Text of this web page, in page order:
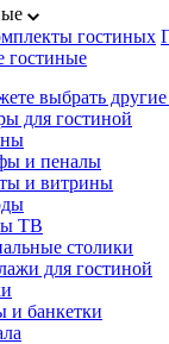
гостиных
гостиные
выбрать
для гостиной
и пеналы
и витрины
ТВ
столики
для гостиной
и банкетки